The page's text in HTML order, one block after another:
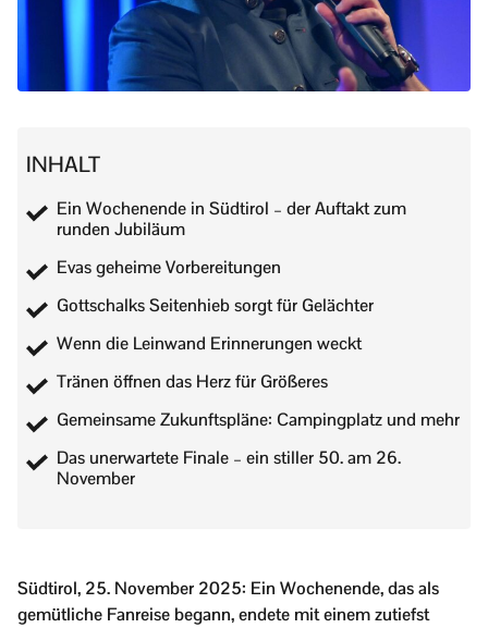
INHALT
Ein Wochenende in Südtirol – der Auftakt zum
runden Jubiläum
Evas geheime Vorbereitungen
Gottschalks Seitenhieb sorgt für Gelächter
Wenn die Leinwand Erinnerungen weckt
Tränen öffnen das Herz für Größeres
Gemeinsame Zukunftspläne: Campingplatz und mehr
Das unerwartete Finale – ein stiller 50. am 26.
November
Südtirol, 25. November 2025: Ein Wochenende, das als
gemütliche Fanreise begann, endete mit einem zutiefst